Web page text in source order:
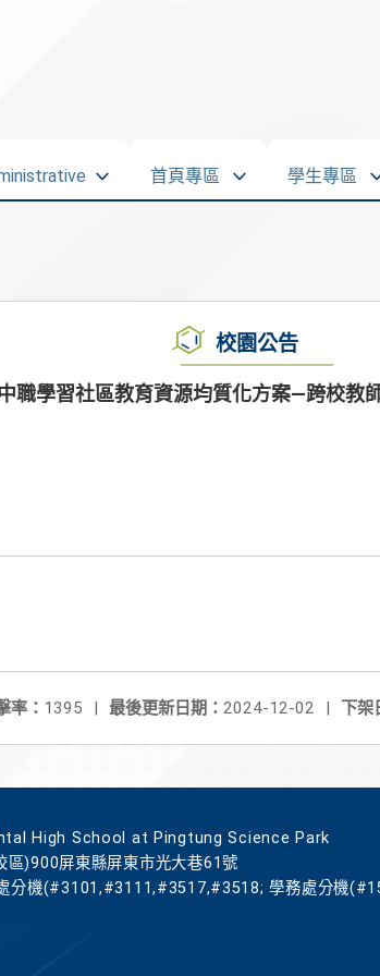
首頁專區 學生專區
校園公告
職學習社區教育資源均質化方案—跨校教
下架
最後更新日期： 2024-12-02 |
率： 1395 |
High School at Pingtung Science Park
區)900屏東縣屏東市光大巷61號
分機(#3101,#3111,#3517,#3518; 學務處分機